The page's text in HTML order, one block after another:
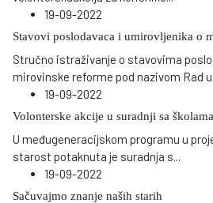
19-09-2022
Stavovi poslodavaca i umirovljenika o
Stručno istraživanje o stavovima
mirovinske reforme pod nazivom Rad u
19-09-2022
Volonterske akcije u suradnji sa školama
U međugeneracijskom programu u
starost potaknuta je suradnja s
19-09-2022
Sačuvajmo znanje naših starih